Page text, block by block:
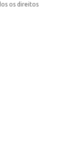
os direitos